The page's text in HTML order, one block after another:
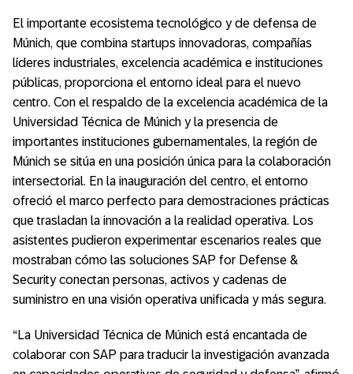
El importante ecosistema tecnológico y de defensa de
Múnich, que combina startups innovadoras, compañías
líderes industriales, excelencia académica e instituciones
públicas, proporciona el entorno ideal para el nuevo
centro. Con el respaldo de la excelencia académica de la
Universidad Técnica de Múnich y la presencia de
importantes instituciones gubernamentales, la región de
Múnich se sitúa en una posición única para la colaboración
intersectorial. En la inauguración del centro, el entorno
ofreció el marco perfecto para demostraciones prácticas
que trasladan la innovación a la realidad operativa. Los
asistentes pudieron experimentar escenarios reales que
mostraban cómo las soluciones SAP for Defense &
Security conectan personas, activos y cadenas de
suministro en una visión operativa unificada y más segura.
“La Universidad Técnica de Múnich está encantada de
colaborar con SAP para traducir la investigación avanzada